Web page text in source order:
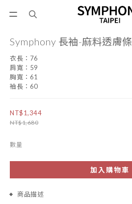
Symphony 長袖-麻料透膚
衣長：76
肩寬：59
胸寬：61
袖長：60
NT$1,344
NT$1,680
數量
加入購物車
商品描述